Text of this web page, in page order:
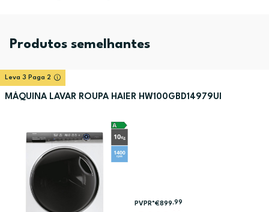
Produtos semelhantes
Leva 3 Paga 2
MÁQUINA LAVAR ROUPA HAIER HW100GBD14979UI
PVPR*€899 ,99